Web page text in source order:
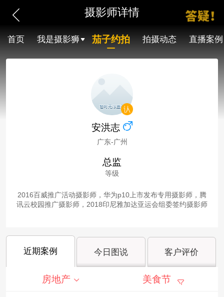
摄影师详情
首页 我是摄影狮 茄子约拍 拍摄动态 直播案例
安洪志
广东-广州
总监
等级
2016百威推广活动摄影师，华为p10上市发布专用摄影师，腾
讯云校园推广摄影师，2018印尼雅加达亚运会组委签约摄影师
近期案例 今日图说 客户评价
房地产 美食节